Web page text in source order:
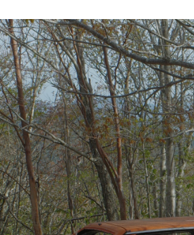
4
魚影
は濃い
が、出な
い、、、
5
正
体
は、、
クレバ
ーなあ
いつ
6
ちょ